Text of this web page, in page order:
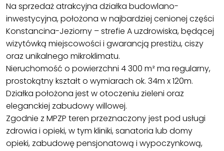
Na sprzedaż atrakcyjna działka budowlano-
inwestycyjna, położona w najbardziej cenionej części
Konstancina-Jeziorny – strefie A uzdrowiska, będącej
wizytówką miejscowości i gwarancją prestiżu, ciszy
oraz unikalnego mikroklimatu.
Nieruchomość o powierzchni 4 300 m² ma regularny,
prostokątny kształt o wymiarach ok. 34m x 120m.
Działka położona jest w otoczeniu zieleni oraz
eleganckiej zabudowy willowej.
Zgodnie z MPZP teren przeznaczony jest pod usługi
zdrowia i opieki, w tym kliniki, sanatoria lub domy
opieki, zabudowę pensjonatową i wypoczynkową,